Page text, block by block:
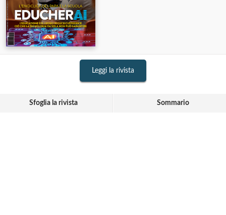
Leggi la rivista
Sfoglia la rivista Sommario